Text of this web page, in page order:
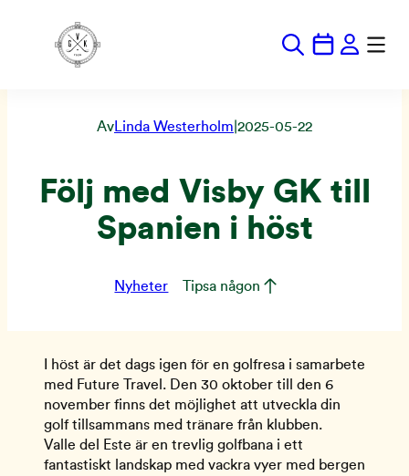
till
AvLinda Westerholm 2025-05-22
Följ med Visby GK till
Spanien i höst
Nyheter Tipsa någon
I höst är det dags igen för en golfresa i samarbete
med Future Travel. Den 30 oktober till den 6
november finns det möjlighet att utveckla din
golf tillsammans med tränare från klubben.
Valle del Este är en trevlig golfbana i ett
fantastiskt landskap med vackra vyer med bergen